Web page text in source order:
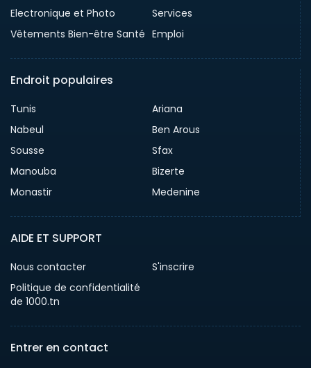
Electronique et Photo
Services
Vêtements Bien-être Santé Emploi
Endroit populaires
Tunis
Ariana
Nabeul
Ben Arous
Sousse
Sfax
Manouba
Bizerte
Monastir
Medenine
AIDE ET SUPPORT
Nous contacter
S'inscrire
Politique de confidentialité
de 1000.tn
Entrer en contact